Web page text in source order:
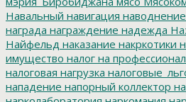
Навальный навигация наводнение
награда награждение надежда
Найфельд наказание накркотики
имущество налог на
налоговая нагрузка
нападение напорный коллектор